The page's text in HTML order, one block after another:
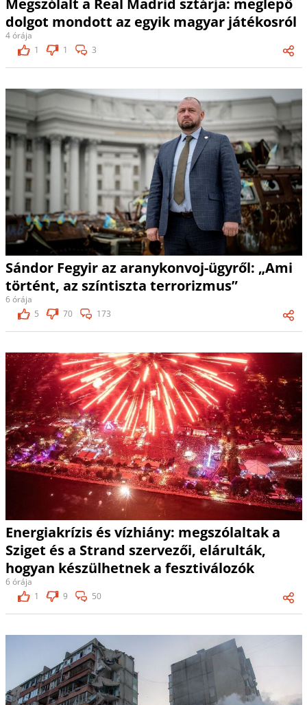
dolgot mondott az egyik magyar játékosról
4 órája
1
1 3
Sándor Fegyir az aranykonvoj-ügyről: „Ami
történt, az színtiszta terrorizmus”
6 órája
5
70 173
Energiakrízis és vízhiány: megszólaltak a
Sziget és a Strand szervezői, elárulták,
hogyan készülhetnek a fesztiválozók
6 órája
1
9 50